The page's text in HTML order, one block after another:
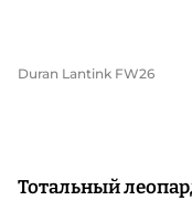
Duran Lantink FW26
Тотальный